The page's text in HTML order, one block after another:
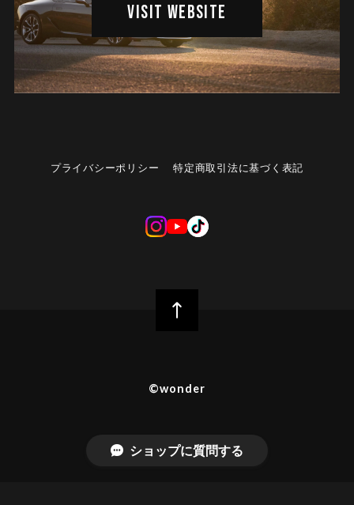
VISIT WEBSITE
プライバシーポリシー 特定商取引法に基づく表記
©︎wonder
ショップに質問する